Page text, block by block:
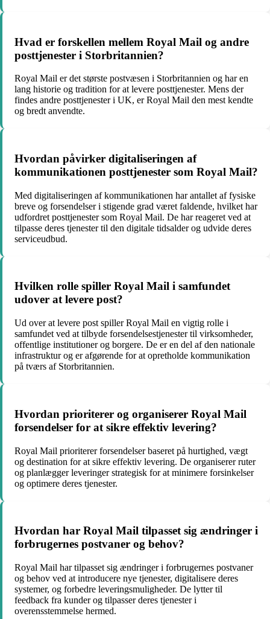
Hvad er forskellen mellem Royal Mail og andre
posttjenester i Storbritannien?
Royal Mail er det største postvæsen i Storbritannien og har en
lang historie og tradition for at levere posttjenester. Mens der
findes andre posttjenester i UK, er Royal Mail den mest kendte
og bredt anvendte.
Hvordan påvirker digitaliseringen af
kommunikationen posttjenester som Royal Mail?
Med digitaliseringen af kommunikationen har antallet af fysiske
breve og forsendelser i stigende grad været faldende, hvilket har
udfordret posttjenester som Royal Mail. De har reageret ved at
tilpasse deres tjenester til den digitale tidsalder og udvide deres
serviceudbud.
Hvilken rolle spiller Royal Mail i samfundet
udover at levere post?
Ud over at levere post spiller Royal Mail en vigtig rolle i
samfundet ved at tilbyde forsendelsestjenester til virksomheder,
offentlige institutioner og borgere. De er en del af den nationale
infrastruktur og er afgørende for at opretholde kommunikation
på tværs af Storbritannien.
Hvordan prioriterer og organiserer Royal Mail
forsendelser for at sikre effektiv levering?
Royal Mail prioriterer forsendelser baseret på hurtighed, vægt
og destination for at sikre effektiv levering. De organiserer ruter
og planlægger leveringer strategisk for at minimere forsinkelser
og optimere deres tjenester.
Hvordan har Royal Mail tilpasset sig ændringer i
forbrugernes postvaner og behov?
Royal Mail har tilpasset sig ændringer i forbrugernes postvaner
og behov ved at introducere nye tjenester, digitalisere deres
systemer, og forbedre leveringsmuligheder. De lytter til
feedback fra kunder og tilpasser deres tjenester i
overensstemmelse hermed.